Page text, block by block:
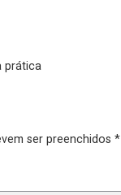
prática
ser preenchidos *